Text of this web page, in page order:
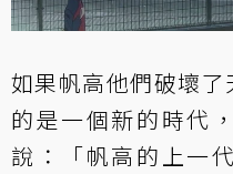
如果帆高他們破壞
的是一個新的時代
說：「帆高的上一